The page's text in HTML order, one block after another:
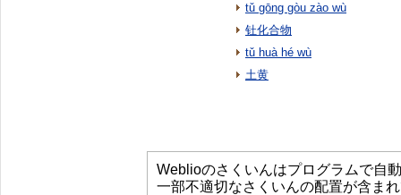
tǔ gōng gòu zào wù
钍化合物
tǔ huà hé wù
土黄
Weblioのさくいんはプログラムで自
一部不適切なさくいんの配置が含ま